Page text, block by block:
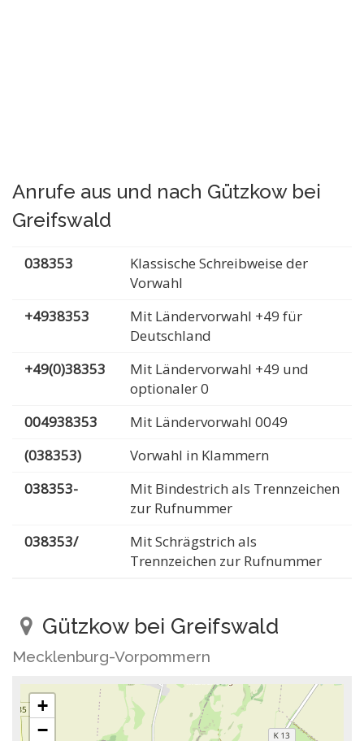
Anrufe aus und nach Gützkow bei
Greifswald
038353
Klassische Schreibweise der
Vorwahl
+4938353
Mit Ländervorwahl +49 für
Deutschland
+49(0)38353
Mit Ländervorwahl +49 und
optionaler 0
004938353
Mit Ländervorwahl 0049
(038353)
Vorwahl in Klammern
038353-
Mit Bindestrich als Trennzeichen
zur Rufnummer
038353/
Mit Schrägstrich als
Trennzeichen zur Rufnummer
Gützkow bei Greifswald
Mecklenburg-Vorpommern
+
−